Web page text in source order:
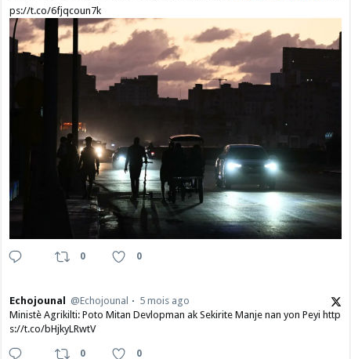
ps://t.co/6fjqcoun7k
0 0
Echojounal @Echojounal
5 mois ago
Ministè Agrikilti: Poto Mitan Devlopman ak Sekirite Manje nan yon Peyi http
s://t.co/bHjkyLRwtV
0 0